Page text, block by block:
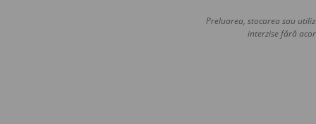
Preluarea, stocarea sau
interzise fără